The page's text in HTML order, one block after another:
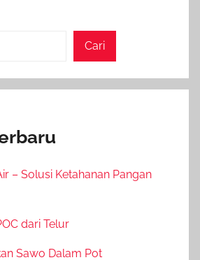
Cari
– Solusi Ketahanan Pangan
dari Telur
Sawo Dalam Pot